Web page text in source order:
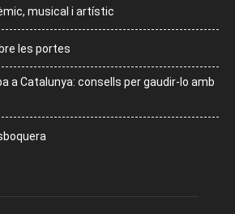
musical i artístic
les portes
a Catalunya: consells per gaudir-lo amb